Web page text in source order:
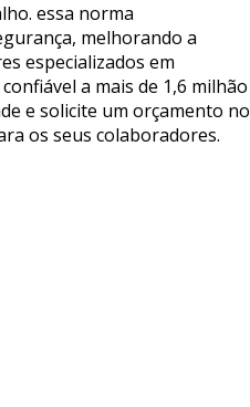
essa norma
melhorando a
especializados em
a mais de 1,6 milhão
e solicite um orçamento no
os seus colaboradores.